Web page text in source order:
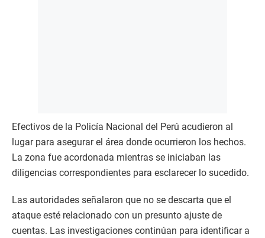
Efectivos de la Policía Nacional del Perú acudieron al
lugar para asegurar el área donde ocurrieron los hechos.
La zona fue acordonada mientras se iniciaban las
diligencias correspondientes para esclarecer lo sucedido.
Las autoridades señalaron que no se descarta que el
ataque esté relacionado con un presunto ajuste de
cuentas. Las investigaciones continúan para identificar a